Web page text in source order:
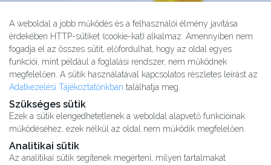
A weboldal a jobb működés és a felhasználói élmény javítása
érdekében HTTP-sütiket (cookie-kat) alkalmaz. Amennyiben nem
fogadja el az összes sütit, előfordulhat, hogy az oldal egyes
funkciói, mint például a foglalási rendszer, nem működnek
megfelelően. A sütik használatával kapcsolatos részletes leírást az
Adatkezelési Tájékoztatónkban találhatja meg.
Szükséges sütik
Ezek a sütik elengedhetetlenek a weboldal alapvető funkcióinak
működéséhez, ezek nélkül az oldal nem működik megfelelően.
Analitikai sütik
Az analitikai sütik segítenek megérteni, milyen tartalmakat